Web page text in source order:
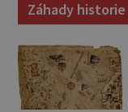
Záhady historie